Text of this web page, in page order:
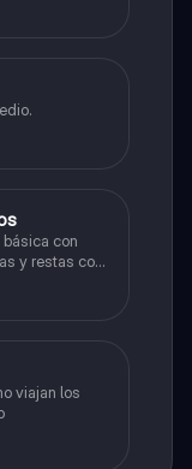
con
y restas con
viajan los